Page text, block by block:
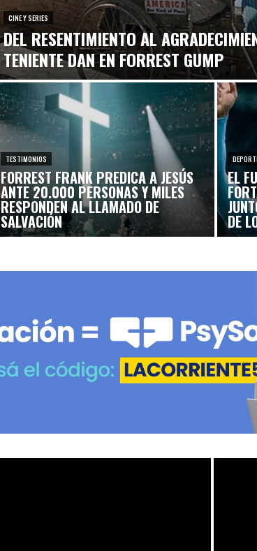
CINE Y SERIES
DEL RESENTIMIENTO AL
TENIENTE DAN EN FORREST GUMP
TESTIMONIOS
FORREST FRANK PREDICA A JESÚS
ANTE 20.000 PERSONAS Y MILES
RESPONDEN AL LLAMADO DE
SALVACIÓN
EL
DE